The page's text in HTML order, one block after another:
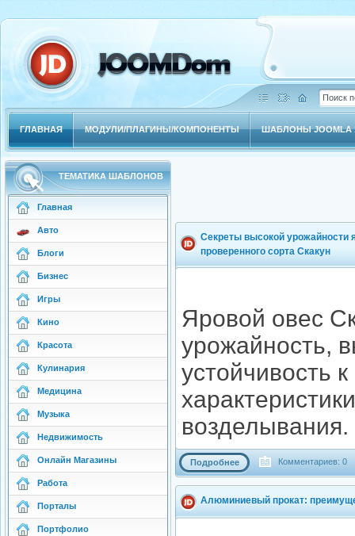
ГЛАВНАЯ МОДУЛИ/ПЛАГИНЫ/КОМПОНЕНТЫ ШАБЛОНЫ JOOMLA
ТЕМАТИКА ШАБЛОНОВ
Главная
Авто
Блоги
Бизнес
Игры
Кино
Красота
Кулинария
Медицина
Музыка
Недвижимость
Онлайн Магазины
Работа
Порталы
Портфолио
Секреты высокой урожайности
проверенного сорта Скакун
Яровой овес
урожайность,
устойчивость
возделывания.
Подробнее Комментариев: 0
Алюминиевый прокат: